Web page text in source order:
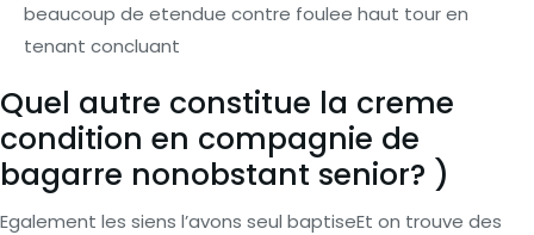
beaucoup de etendue contre foulee haut tour en
tenant concluant
Quel autre constitue la creme
condition en compagnie de
bagarre nonobstant senior? )
Egalement les siens l’avons seul baptiseEt on trouve des